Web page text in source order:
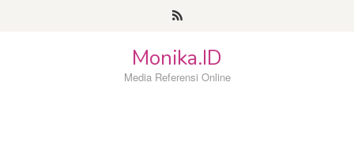
Monika.ID
Media Referensi Online